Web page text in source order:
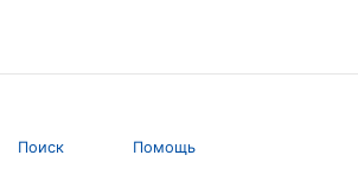
Поиск Помощь